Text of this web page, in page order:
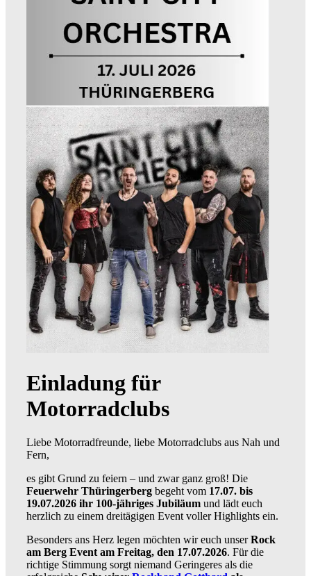
Einladung für
Motorradclubs
Liebe Motorradfreunde, liebe Motorradclubs aus Nah und
Fern,
es gibt Grund zu feiern – und zwar ganz groß! Die
Feuerwehr Thüringerberg begeht vom 17.07. bis
19.07.2026 ihr 100-jähriges Jubiläum und lädt euch
herzlich zu einem dreitägigen Event voller Highlights ein.
Besonders ans Herz legen möchten wir euch unserRock
am Berg Event am Freitag, den 17.07.2026. Für die
richtige Stimmung sorgt niemand Geringeres als die